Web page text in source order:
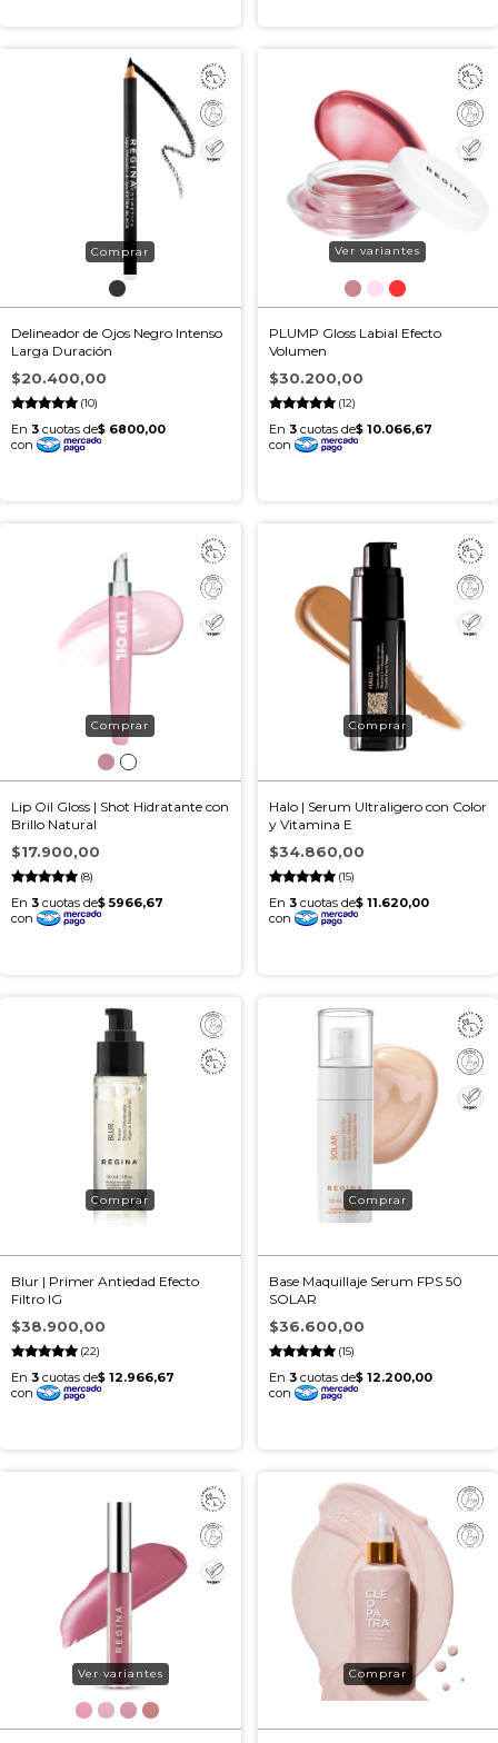
Delineador de Ojos Negro Intenso
Larga Duración
(10)
$20.400,00
PLUMP Gloss Labial Efecto
Volumen
(12)
$30.200,00
Ver variantes
Lip Oil Gloss | Shot Hidratante con
Brillo Natural
(8)
$17.900,00
Halo | Serum Ultraligero con Color
y Vitamina E
(15)
$34.860,00
Blur | Primer Antiedad Efecto
Filtro IG
(22)
$38.900,00
Base Maquillaje Serum FPS 50
SOLAR
(15)
$36.600,00
Ver variantes